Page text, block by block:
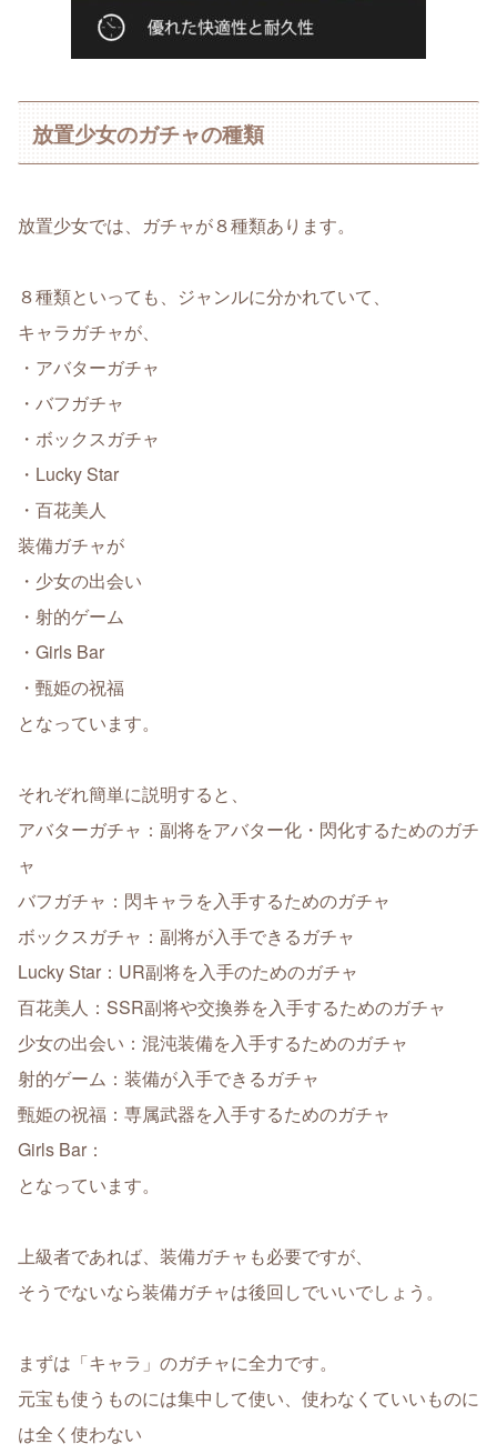
放置少女のガチャの種類
放置少女では、ガチャが８種類あります。
８種類といっても、ジャンルに分かれていて、
キャラガチャが、
・アバターガチャ
・バフガチャ
・ボックスガチャ
・Lucky Star
・百花美人
装備ガチャが
・少女の出会い
・射的ゲーム
・Girls Bar
・甄姫の祝福
となっています。
それぞれ簡単に説明すると、
アバターガチャ：副将をアバター化・閃化するためのガチ
ャ
バフガチャ：閃キャラを入手するためのガチャ
ボックスガチャ：副将が入手できるガチャ
Lucky Star：UR副将を入手のためのガチャ
百花美人：SSR副将や交換券を入手するためのガチャ
少女の出会い：混沌装備を入手するためのガチャ
射的ゲーム：装備が入手できるガチャ
甄姫の祝福：専属武器を入手するためのガチャ
Girls Bar：
となっています。
上級者であれば、装備ガチャも必要ですが、
そうでないなら装備ガチャは後回しでいいでしょう。
まずは「キャラ」のガチャに全力です。
元宝も使うものには集中して使い、使わなくていいものに
は全く使わない